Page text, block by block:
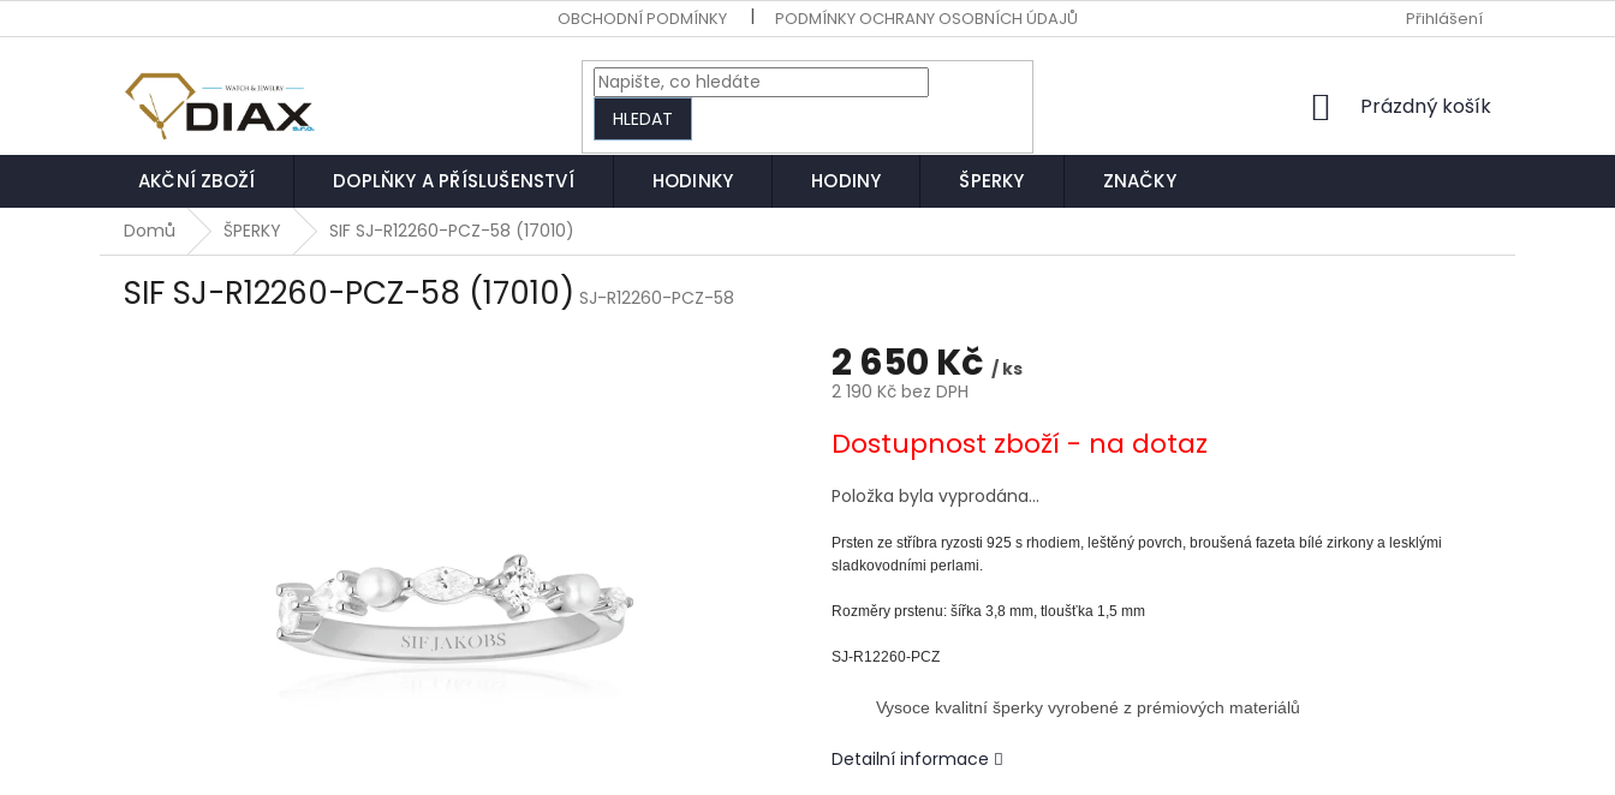
na
OBCHODNÍ PODMÍNKY PODMÍNKY OCHRANY OSOBNÍCH ÚDAJŮ EXPEDIČNÍ A KONTAKTNÍ MÍSTO
Přihlášení
HLEDAT
NÁKUPNÍ
Prázdný košík
AKČNÍ ZBOŽÍ DOPLŇKY A PŘÍSLUŠENSTVÍ HODINKY HODINY ŠPERKY ZNAČKY
Domů ŠPERKY SIF SJ-R12260-PCZ-58 (17010)
SIF SJ-R12260-PCZ-58 (17010) SJ-R12260-PCZ-58
2 650 Kč / ks
2 190 Kč bez DPH
cena:
Dostupnost zboží - na dotaz
Položka byla vyprodána…
Prsten ze stříbra ryzosti 925 s rhodiem, leštěný povrch, broušená fazeta bílé zirkony a lesklými
sladkovodními perlami.
Rozměry prstenu: šířka 3,8 mm, tloušťka 1,5 mm
SJ-R12260-PCZ
Vysoce kvalitní šperky vyrobené z prémiových materiálů
Detailní informace